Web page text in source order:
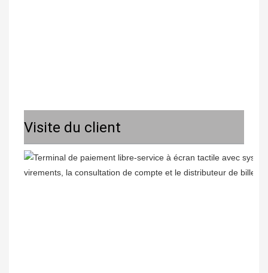
Visite du client